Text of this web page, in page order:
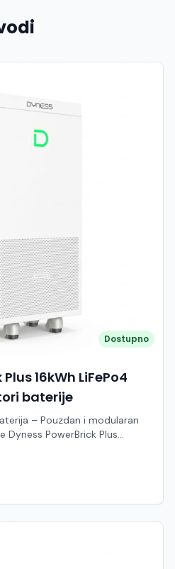
Dostupno
16kWh LiFePo4
baterije
– Pouzdan i modularan
Dyness PowerBrick Plus
za kućanstva i manje
najsuvremenijoj LiFePO4
ovaj baterijski sustav
dugotrajnost i visoku
korištenju. Njegov